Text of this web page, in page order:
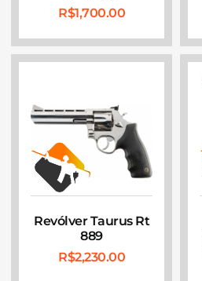
R$1,700.00
Revólver Taurus Rt
889
R$2,230.00